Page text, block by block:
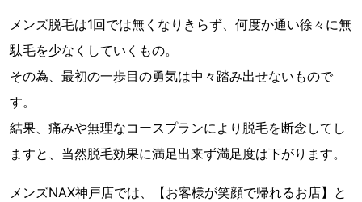
メンズ脱毛は1回では無くなりきらず、何度か通い徐々に無
駄毛を少なくしていくもの。
その為、最初の一歩目の勇気は中々踏み出せないもので
す。
結果、痛みや無理なコースプランにより脱毛を断念してし
ますと、当然脱毛効果に満足出来ず満足度は下がります。
メンズNAX神戸店では、【お客様が笑顔で帰れるお店】と